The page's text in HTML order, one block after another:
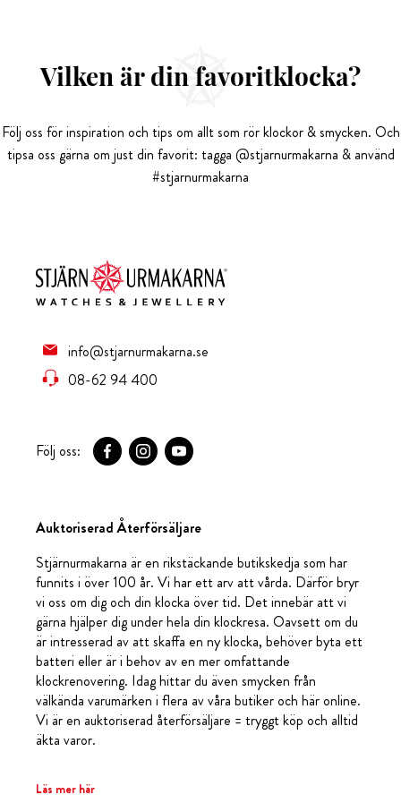
Vilken är din favoritklocka?
Följ oss för inspiration och tips om allt som rör klockor & smycken. Och
tipsa oss gärna om just din favorit: tagga @stjarnurmakarna & använd
#stjarnurmakarna
info@stjarnurmakarna.se
08-62 94 400
Följ oss:
Auktoriserad Återförsäljare
Stjärnurmakarna är en rikstäckande butikskedja som har
funnits i över 100 år. Vi har ett arv att vårda. Därför bryr
vi oss om dig och din klocka över tid. Det innebär att vi
gärna hjälper dig under hela din klockresa. Oavsett om du
är intresserad av att skaffa en ny klocka, behöver byta ett
batteri eller är i behov av en mer omfattande
klockrenovering. Idag hittar du även smycken från
välkända varumärken i flera av våra butiker och här online.
Vi är en auktoriserad återförsäljare = tryggt köp och alltid
äkta varor.
Läs mer här